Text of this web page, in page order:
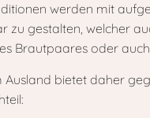
werden mit
zu gestalten, welcher
Brautpaares oder
Ausland bietet daher